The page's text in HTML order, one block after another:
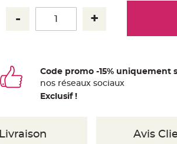
Code promo -15% uniquement
nos réseaux sociaux
Exclusif !
Livraison Avis